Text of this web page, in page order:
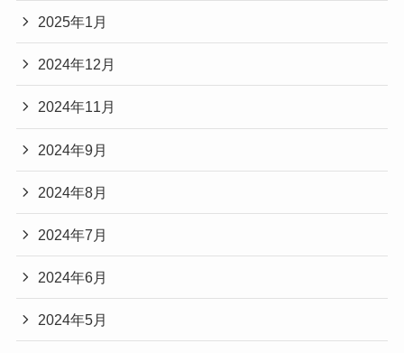
2025年1月
2024年12月
2024年11月
2024年9月
2024年8月
2024年7月
2024年6月
2024年5月